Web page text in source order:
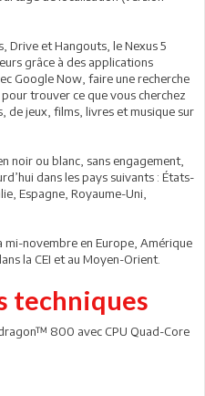
Drive et Hangouts, le Nexus 5
grâce à des applications
Google Now, faire une recherche
trouver ce que vous cherchez
de jeux, films, livres et musique sur
noir ou blanc, sans engagement,
dans les pays suivants : États-
Espagne, Royaume-Uni,
novembre en Europe, Amérique
la CEI et au Moyen-Orient.
techniques
800 avec CPU Quad-Core